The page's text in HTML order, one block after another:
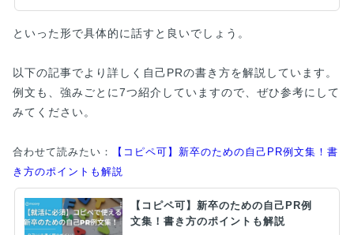
といった形で具体的に話すと良いでしょう。
以下の記事でより詳しく自己PRの書き方を解説しています。
例文も、強みごとに7つ紹介していますので、ぜひ参考にして
みてください。
合わせて読みたい：
【コピペ可】新卒のための自己PR例文集！書
き方のポイントも解説
【コピペ可】新卒のための自己PR例
文集！書き方のポイントも解説